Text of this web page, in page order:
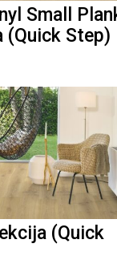
Small
(Quick Step)
(Quick